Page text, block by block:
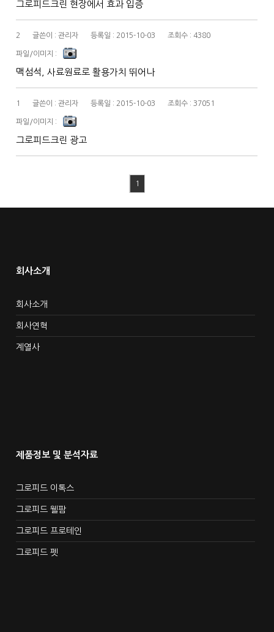
그로피드크린 현장에서 효과 입증
2
맥섬석, 사료원료로 활용가치 뛰어나
관리자 2015-10-03 4380
1
그로피드크린 광고
관리자 2015-10-03 37051
1
회사소개
회사소개
회사연혁
계열사
제품정보 및 분석자료
그로피드 이톡스
그로피드 웰팜
그로피드 프로테인
그로피드 펫